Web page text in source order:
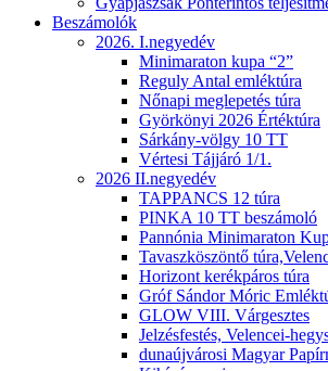
Beszámolók
2026. I.negyedév
Minimaraton kupa “2”
Reguly Antal emléktúra
Nőnapi meglepetés túra
Györkönyi 2026 Értéktúra
Sárkány-völgy 10 TT
Vértesi Tájjáró 1/1.
2026 II.negyedév
TAPPANCS 12 túra
PINKA 10 TT beszámoló
Pannónia Minimaraton
Tavaszköszöntő
Horizont kerékpáros túra
Gróf Sándor Móric
GLOW VIII. Várgesztes
Jelzésfestés, Velencei-
dunaújvárosi Magyar